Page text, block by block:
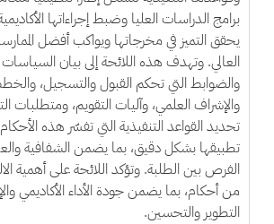
برامج الدراسات العليا وضبط إجراءاتها الأكاديمية
يحقق التميز في مخرجاتها ويواكب أفضل
العالي. وتهدف هذه اللائحة إلى بيان السياسات
والضوابط التي تحكم القبول والتسجيل،
والإشراف العلمي، وآليات التقويم، ومتطلبات
تحديد القواعد التنفيذية التي تفسّر هذه
تطبيقها بشكل دقيق، بما يضمن الشفافية
الفرص بين الطلبة. وتؤكد اللائحة على أهمية
من أحكام، بما يضمن جودة الأداء الأكاديمي
التطوير والتحسين.